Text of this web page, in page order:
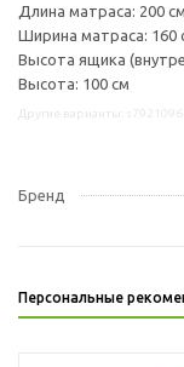
Длина матраса: 200 см
Ширина матраса: 160
Высота ящика
Высота: 100 см
Бренд
Персональные